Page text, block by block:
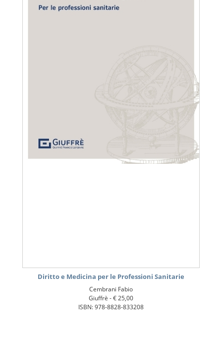
Diritto e Medicina per le Professioni Sanitarie
Cembrani Fabio
Giuffrè -€ 25,00
ISBN: 978-8828-833208